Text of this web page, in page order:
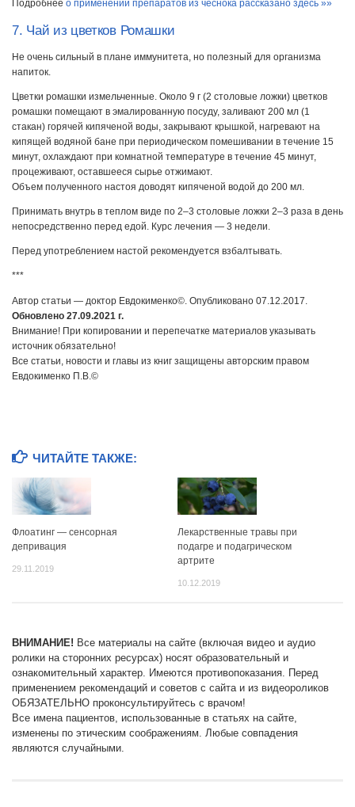
Подробнее о применении препаратов из чеснока рассказано здесь »»
7. Чай из цветков Ромашки
Не очень сильный в плане иммунитета, но полезный для организма
напиток.
Цветки ромашки измельченные. Около 9 г (2 столовые ложки) цветков
ромашки помещают в эмалированную посуду, заливают 200 мл (1
стакан) горячей кипяченой воды, закрывают крышкой, нагревают на
кипящей водяной бане при периодическом помешивании в течение 15
минут, охлаждают при комнатной температуре в течение 45 минут,
процеживают, оставшееся сырье отжимают.
Объем полученного настоя доводят кипяченой водой до 200 мл.
Принимать внутрь в теплом виде по 2–3 столовые ложки 2–3 раза в день
непосредственно перед едой. Курс лечения — 3 недели.
Перед употреблением настой рекомендуется взбалтывать.
***
Автор статьи — доктор Евдокименко©. Опубликовано 07.12.2017.
Обновлено 27.09.2021 г.
Внимание! При копировании и перепечатке материалов указывать
источник обязательно!
Все статьи, новости и главы из книг защищены авторским правом
Евдокименко П.В.©
ЧИТАЙТЕ ТАКЖЕ:
Флоатинг — сенсорная
депривация
29.11.2019
Лекарственные травы при
подагре и подагрическом
артрите
10.12.2019
ВНИМАНИЕ! Все материалы на сайте (включая видео и аудио
ролики на сторонних ресурсах) носят образовательный и
ознакомительный характер. Имеются противопоказания. Перед
применением рекомендаций и советов с сайта и из видеороликов
ОБЯЗАТЕЛЬНО проконсультируйтесь с врачом!
Все имена пациентов, использованные в статьях на сайте,
изменены по этическим соображениям. Любые совпадения
являются случайными.